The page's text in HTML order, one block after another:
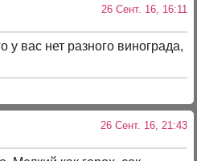
26 Сент. 16, 16:11
у вас нет разного винограда,
26 Сент. 16, 21:43